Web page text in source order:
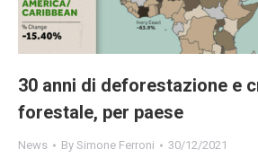
30 anni di deforestazione e
forestale, per paese
News By Simone Ferroni 30/12/2021